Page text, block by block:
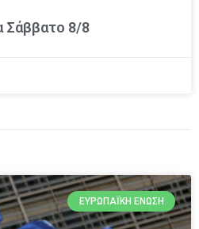
Σάββατο 8/8
ΕΥΡΩΠΑΪΚΉ ΈΝΩΣΗ